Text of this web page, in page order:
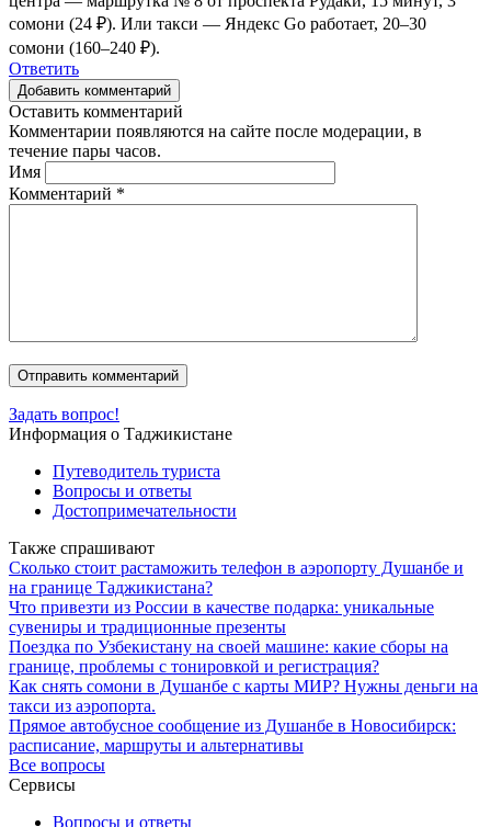
сомони (24 ₽). Или такси — Яндекс Go работает, 20–30
сомони (160–240 ₽).
Ответить
Добавить комментарий
Оставить комментарий
Комментарии появляются на сайте после модерации, в
течение пары часов.
Имя
Комментарий *
Задать вопрос!
Информация о Таджикистане
Путеводитель туриста
Вопросы и ответы
Достопримечательности
Также спрашивают
Сколько стоит растаможить телефон в аэропорту Душанбе и
на границе Таджикистана?
Что привезти из России в качестве подарка: уникальные
сувениры и традиционные презенты
Поездка по Узбекистану на своей машине: какие сборы на
границе, проблемы с тонировкой и регистрация?
Как снять сомони в Душанбе с карты МИР? Нужны деньги на
такси из аэропорта.
Прямое автобусное сообщение из Душанбе в Новосибирск:
расписание, маршруты и альтернативы
Все вопросы
Сервисы
Вопросы и ответы